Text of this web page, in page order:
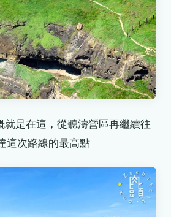
就是在這，從聽濤營區再繼續往
這次路線的最高點